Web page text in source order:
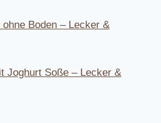
Boden – Lecker &
Joghurt Soße – Lecker &